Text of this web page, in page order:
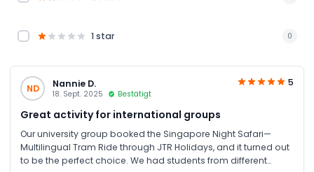
1 star 0
ND Nannie D.
18. Sept. 2025 Bestätigt
5
Great activity for international groups
Our university group booked the Singapore Night Safari—
Multilingual Tram Ride through JTR Holidays, and it turned out
to be the perfect choice. We had students from different